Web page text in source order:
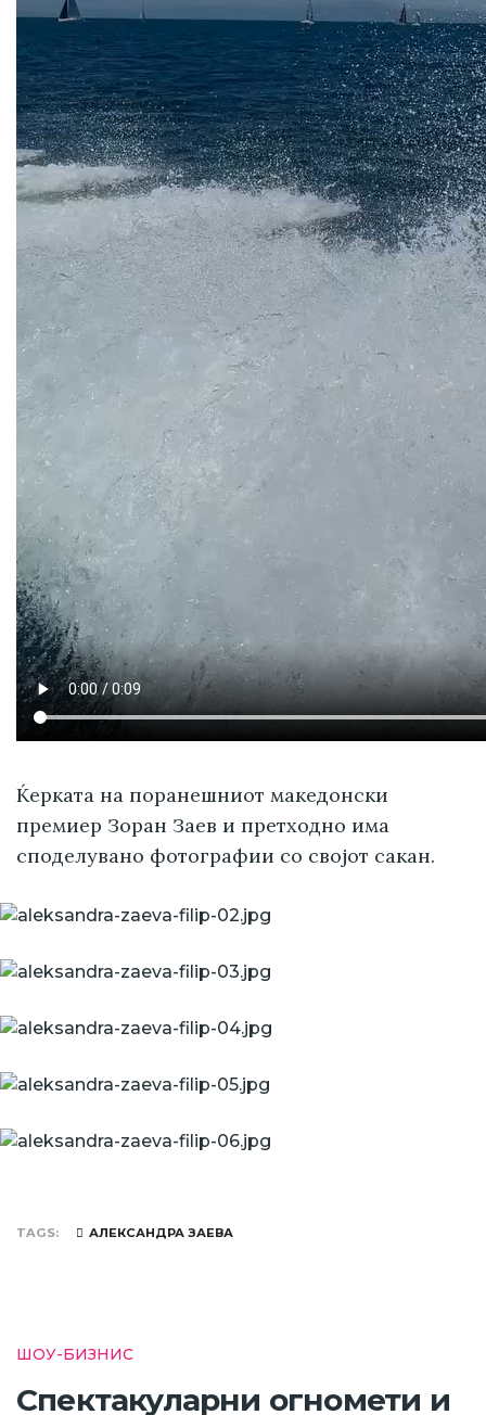
Ќерката на поранешниот македонски
премиер Зоран Заев и претходно има
споделувано фотографии со својот сакан.
TAGS АЛЕКСАНДРА ЗАЕВА
ШОУ-БИЗНИС
Спектакуларни огномети и